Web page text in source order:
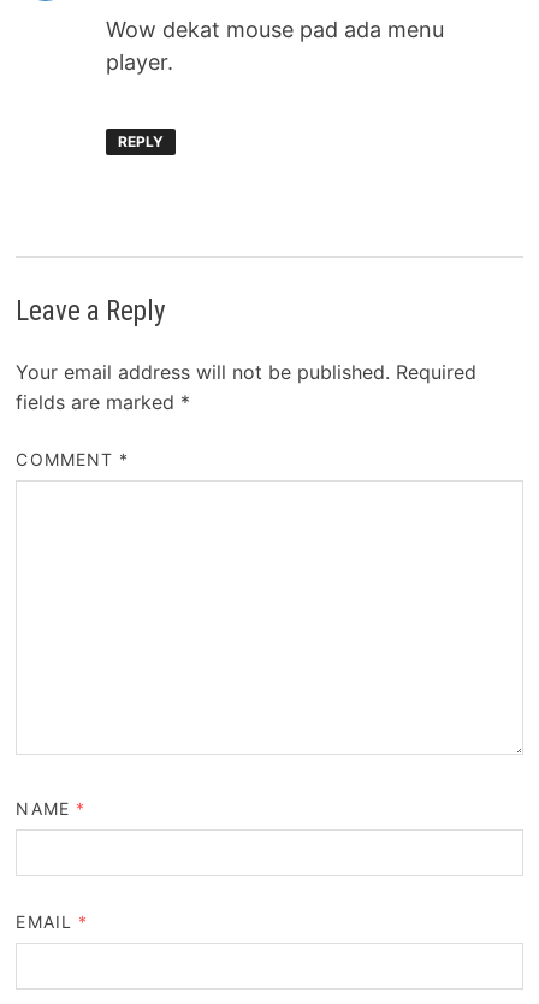
Wow dekat mouse pad ada menu
player.
REPLY
Leave a Reply
Your email address will not be published. Required
fields are marked *
COMMENT *
NAME *
EMAIL *